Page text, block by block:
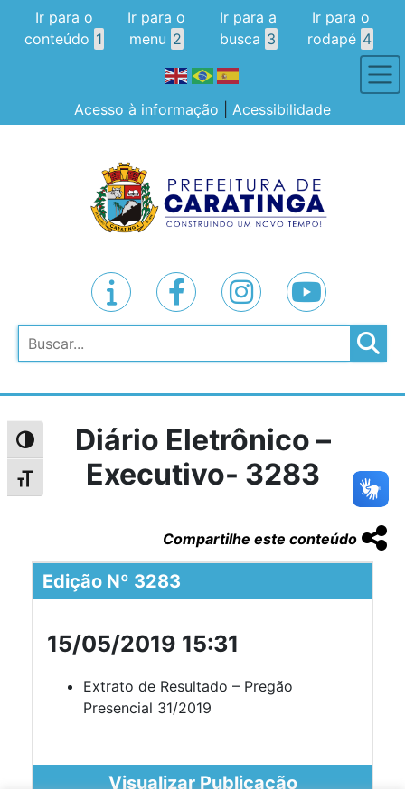
Alternar alto contraste
Alternar tamanho da fonte
Ir para o
conteúdo 1
Ir para o
menu 2
Ir para a
busca 3
Ir para o
rodapé 4
Acesso à informação Acessibilidade
Pesquisar
Diário Eletrônico –
Executivo- 3283
Compartilhe este conteúdo
Edição Nº 3283
15/05/2019 15:31
Extrato de Resultado – Pregão
Presencial 31/2019
Visualizar Publicação